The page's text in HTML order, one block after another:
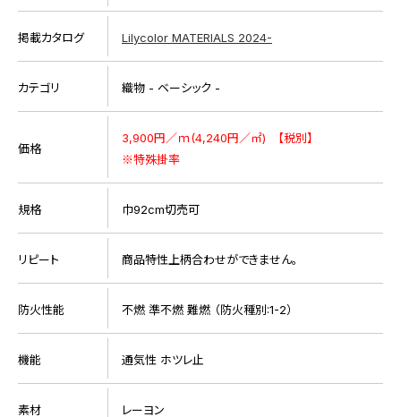
掲載カタログ Lilycolor MATERIALS 2024-
カテゴリ 織物 - ベーシック -
価格
3,900円／ｍ(4,240円／㎡) 【税別】
※特殊掛率
規格 巾92cm切売可
リピート 商品特性上柄合わせができません。
防火性能 不燃 準不燃 難燃 （防火種別:1-2）
機能 通気性 ホツレ止
素材 レーヨン